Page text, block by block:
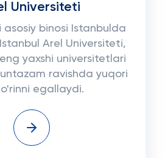
Universiteti
asosiy binosi Istanbulda
Arel Universiteti,
yaxshi universitetlari
ravishda yuqori
o'rinni egallaydi.